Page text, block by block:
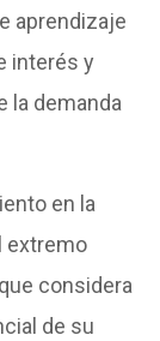
aprendizaje
interés y
la demanda
en la
extremo
considera
de su